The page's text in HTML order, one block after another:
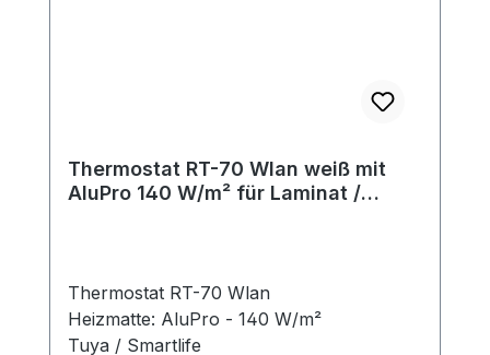
Thermostat RT-70 Wlan weiß mit
AluPro 140 W/m² für Laminat /
Thermostat RT-70 Wlan
Heizmatte: AluPro - 140 W/m²
Tuya / Smartlife